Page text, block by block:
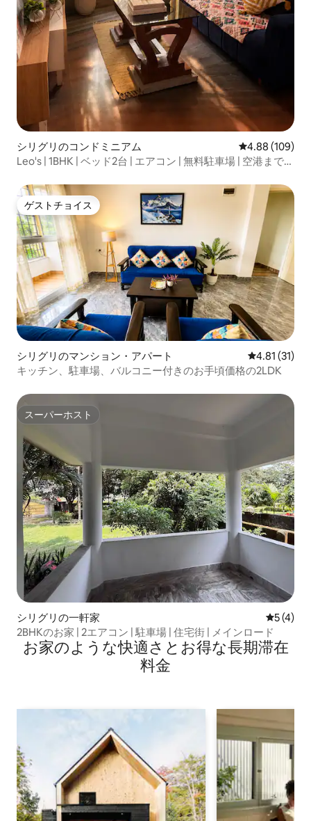
シリグリのコンドミニアム レビュー109
4.88 (109)
Leo's | 1BHK | ベッド2台 | エアコン | 無料駐車場 | 空港まで15
ゲストチョイス
ゲストチョイス
シリグリのマンション・アパート レビュー31
4.81 (31)
キッチン、駐車場、バルコニー付きのお手頃価格の2LDK
スーパーホスト
スーパーホスト
シリグリの一軒家 レビュー
5 (4)
2BHKのお家 | 2エアコン | 駐車場 | 住宅街 | メインロード
お家のような快⁠適⁠さ⁠とお⁠得⁠な長⁠期⁠滞⁠在
料⁠金